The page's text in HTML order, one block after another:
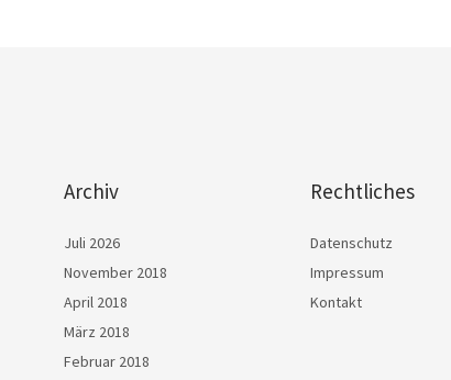
Archiv
Juli 2026
November 2018
April 2018
März 2018
Februar 2018
Rechtliches
Datenschutz
Impressum
Kontakt